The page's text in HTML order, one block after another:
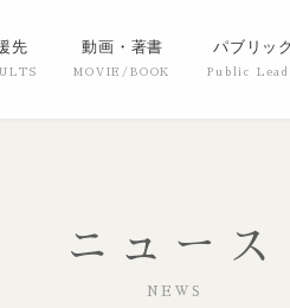
先 動画・著書 パブリッ
ニュース